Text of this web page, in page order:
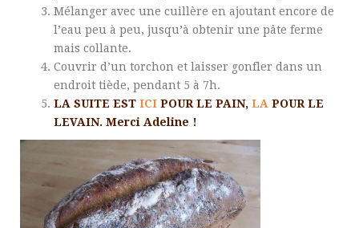
Mélanger avec une cuillère en ajoutant encore de
l’eau peu à peu, jusqu’à obtenir une pâte ferme
mais collante.
Couvrir d’un torchon et laisser gonfler dans un
endroit tiède, pendant 5 à 7h.
LA SUITE EST ICI POUR LE PAIN, LA POUR LE
LEVAIN. Merci Adeline !